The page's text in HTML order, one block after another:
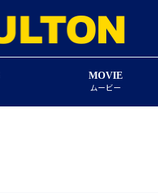
MOVIE
ムービー